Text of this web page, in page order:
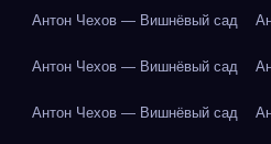
Антон Чехов — Вишнёвый сад
Антон Чехов — Вишнёвый сад
Антон Чехов — Вишнёвый сад